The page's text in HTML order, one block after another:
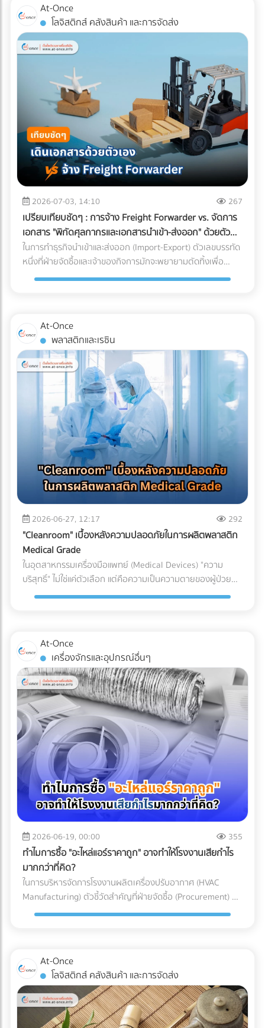
ขัง สิ่งที่ต้องทำ: ก่อนปูพื้นใหม่ ควรเช็กระดับความลาดเอียงของ
พื้นคอนกรีตว่าสามารถทำให้น้ำไหล ลงท่อได้สะดวกหรือไม่ และ
ควรเพิ่มจุดระบายน้ำ หรือใส่ตะแกรงกันเศษใบไม้ขยะอุดตัน ????
จุดบอดสำคัญ: ทำไม "ระบบกันซึม" ถึงเป็นสิ่งที่ห้ามตัดงบทิ้งเด็ด
ขาด? หลายคนมักตกหลุมพรางด้วยการนำหญ้าเทียม แผ่นไม้
เทียม (Wood Plastic Composite) หรือกระเบื้อง ไปปูทับลงบน
พื้นคอนกรีตดาดฟ้าเดิมโดยตรง เพราะคิดว่าพื้นปูนเก่าก็ดูแข็ง
แรงดี แต่นี่คือ "ฝันร้าย" ที่รอวันปะทุเมื่อหน้าฝนมาเยือน
ธรรมชาติของพื้นคอนกรีตดาดฟ้าที่ต้องตากแดดตากฝนมา
หลายปี ย่อมมีการยืดและหดตัวจนเกิด "รอยแตกร้าวขนาดเล็ก
(Hairline Cracks)" ที่ตาเปล่ามองไม่เห็น เมื่อคุณนำวัสดุไปปูทับ
น้ำฝนจะซึมผ่านร่องพื้นลงไปขังอยู่ใต้แผ่นหญ้าเทียมหรือพื้นไม้
ความชื้นที่สะสมอยู่ตลอดเวลาจะค่อยๆ แทรกซึมลงตามรอยร้าว
ของคอนกรีต ผลลัพธ์ที่ตามมาหากไม่ทำระบบกันซึม: เหล็กเส้น
เป็นสนิมและดันปูนแตก: ความชื้นจะทำปฏิกิริยากับเหล็กเส้นใน
โครงสร้างพื้นคอนกรีต ทำให้เหล็กบวมและดันให้คอนกรีตหลุด
ร่อน (Spalling Concrete) ฝ้าเพดานชั้นล่างพังทลาย: น้ำที่ซึม
ลงมาจะหยดใส่ฝ้าเพดานชั้นล่าง ทำให้ฝ้าเกิดรอยด่าง เป็นเชื้อรา
หรือทะลุพังลงมา ทำลายเฟอร์นิเจอร์และระบบไฟที่เพิ่งทำใหม่
ทั้งหมด ค่าซ่อมแซมที่แพงกว่าค่าป้องกัน: หากเกิดน้ำรั่วซึม คุณ
ตั้งแต่แรกหลายเท่าตัว เลือกระบบกันซึมดาดฟ้าอย่างไรให้จบ
ปัญหา? ก่อนที่จะเริ่มงานตกแต่ง (Finishing) พื้นผิวดาดฟ้า คุณ
ควรลงทุนกับการทำ ระบบกันซึม (Waterproofing System) ที่มี
คุณภาพ โดยประเภทที่นิยมใช้สำหรับดาดฟ้ามีดังนี้: อะคริลิกกัน
ซึม (Acrylic Waterproof): เหมาะสำหรับดาดฟ้าทั่วไปที่มีการ
สัญจรไม่หนักมาก มีความยืดหยุ่น ทนทานต่อรังสียูวี และช่วย
สะท้อนความร้อนได้ดี โพลียูรีเทนกันซึม (PU Waterproof): เหมาะ
สำหรับพื้นที่ที่มีน้ำขัง หรือดาดฟ้าที่ต้องการปูพื้นกระเบื้อง/ไม้
เทียมทับ มีความยืดหยุ่นสูงมาก ทนต่อรอยแตกร้าวของอาคารได้
ดีเยี่ยม ป้องกันน้ำซึมผ่านได้ 100% บทสรุป การรีโนเวทดาดฟ้าให้
เป็น Rooftop ที่สวยงามและสร้างกำไรให้ธุรกิจ เป็นไอเดียที่ยอด
เยี่ยม แต่รากฐานที่สำคัญที่สุดของความสวยงามนั้นคือ "ความ
ปลอดภัยและโครงสร้างที่ปกป้องอาคารได้" การให้ความสำคัญกับ
ระบบกันซึม ตั้งแต่ขั้นตอนแรกของการออกแบบ คือการปกป้อง
เงินลงทุนก้อนใหญ่ของคุณ ให้คุณดำเนินธุรกิจได้อย่างสบายใจ
ไม่ต้องหวาดผวาทุกครั้งที่เมฆฝนตั้งเค้ามาอีกต่อไป
เกล็ดน้ำแข็ง (Freezer Burn) หรือเปล่า? และถุงจะกรอบแตกใน
ห้องเย็นไหม?" ความกังวลนี้คือความจริงที่หลีกเลี่ยงไม่ได้ ใน
อุตสาหกรรมอาหารแช่แข็ง การใช้วัสดุรักษ์โลกแบบผิดประเภทอาจ
ทำให้อายุการเก็บรักษาที่เคยอยู่ได้นาน 1-2 ปี ลดลงอย่าง
ฮวบฮาบ หรือเกิดความเสียหายระหว่างขนส่ง ซึ่งส่งผลกระทบ
อย่างรุนแรงต่อกำไรและชื่อเสียงของแบรนด์ เรามาทำความเข้าใจ
ความท้าทายนี้ตามความเป็นจริง พร้อมหา "ทางรอด" เชิง
วิศวกรรมที่จะช่วยให้โรงงานของคุณรักษ์โลกได้ โดยที่อาหารแช่
แข็งยังคงคุณภาพสมบูรณ์ 100% ทำไมบรรจุภัณฑ์รักษ์โลกทั่วไป
ถึงสอบตกใน "ห้องเย็น"? หน้าที่หลักของบรรจุภัณฑ์อาหารแช่
แข็งคือการทนต่ออุณหภูมิติดลบ (ตั้งแต่ -18°C ไปจนถึง -40°C)
และต้องเป็น "เกราะป้องกัน (Barrier)" ไม่ให้ความชื้นระเหยออก
จากอาหารจนเกิดสภาวะ Freezer Burn (เนื้อสัตว์หรืออาหาร
แห้งกระด้างและเสียรสชาติ) พลาสติกแบบดั้งเดิมที่โรงงานนิยมใช้
(เช่น ไนลอนประกบ PE) มีความเหนียว ทนความเย็น และกันรอย
เจาะทะลุจากความแหลมคมของเกล็ดน้ำแข็งได้ดีเยี่ยม แต่มัน
"รีไซเคิลไม่ได้" ในขณะที่หากคุณเปลี่ยนไปใช้พลาสติกชีวภาพที่
ย่อยสลายได้ (เช่น PLA) วัสดุเหล่านี้มักจะเปราะบาง ทนความเย็น
แถมยังมีอัตราการซึมผ่านของไอน้ำ (WVTR) สูง ทำให้อาหารสูญ
ต้องการเดินหน้าเรื่อง Eco-packaging ในอุตสาหกรรมอาหารแช่
แข็ง นี่คือทางออกที่แบรนด์ชั้นนำระดับโลกกำลังปรับใช้: 1. เปลี่ยน
ผ่านสู่ Mono-material PE (พลาสติกชนิดเดียวที่เกิดมาเพื่อ
ความเย็น) วงการอุตสาหกรรมอาหารแช่แข็งในปี 2026 กำลังมุ่ง
หน้าไปที่โครงสร้าง Mono-material PE (Polyethylene) คือการ
ใช้พลาสติกตระกูล PE ทั้งหมดมาทำเป็นถุง เนื่องจาก PE มีจุด
เด่นเรื่องการทนความเย็นจัดได้ดี ไม่กรอบแตก และที่สำคัญคือ
สามารถนำไปรีไซเคิลเข้าสู่ระบบเศรษฐกิจหมุนเวียน (Circular
Economy) ได้ 100% ตอบโจทย์กฎหมายต่างประเทศได้ทันที 2.
ใช้เทคโนโลยี MDO-PE อัปเกรดความเหนียวและป้องกันรอยเจาะ
ทะลุ เพื่อแก้ปัญหาเรื่องความแข็งแรง โรงงานบรรจุภัณฑ์ยุคใหม่จะ
ใช้เทคโนโลยี MDO (Machine Direction Orientation) ในการยืด
(Puncture Resistance) จากมุมแหลมของอาหารแช่แข็ง เช่น
กระดูกหมู กุ้ง หรือเกล็ดน้ำแข็งได้ดีเทียบเท่าการใช้ไนลอนแบบ
ดั้งเดิม 3. กลยุทธ์ Downgauging (รีดความหนา ลดต้นทุน ลด
คาร์บอน) แนวทางรักษ์โลกที่โรงงานทำได้ทันทีโดยไม่ต้องเสี่ยง
เปลี่ยนวัสดุ คือการลดความหนาของฟิล์ม (Downgauging) การ
ใช้เม็ดพลาสติกเกรดพิเศษช่วยให้โรงงานผลิตฟิล์มที่บางลง (เช่น
ลดจาก 100 ไมครอน เหลือ 80 ไมครอน) แต่ยังคงความเหนียว
คาร์บอนในการส่งออกได้อย่างเห็นผล เปรียบเทียบวัสดุบรรจุ
ภัณฑ์สำหรับโรงงานอาหารแช่แข็ง บทสรุป การเปลี่ยนผ่านสู่บรรจุ
ภัณฑ์รักษ์โลกในสายการผลิตอาหารแช่แข็ง ไม่ใช่เรื่องของการ
หลับตาเลือกวัสดุที่มีป้าย Eco แปะอยู่ แต่เป็นการคำนวณเชิง
วิศวกรรมที่ต้องรักษาสมดุลระหว่าง "การรักษาสิ่งแวดล้อม" และ
"การรักษาคุณภาพอาหาร" การฝืนใช้วัสดุที่ทนความเย็นไม่ได้จน
ทำให้อาหารเสีย เกิดเป็นขยะอาหาร (Food Waste) จะสร้างผล
เสียต่อสิ่งแวดล้อมและต้นทุนของบริษัทมากกว่าตัวพลาสติกเอง
เสียอีก หัวใจสำคัญคือการเลือกพาร์ทเนอร์ด้านบรรจุภัณฑ์ที่
เข้าใจเทคโนโลยี Mono-material เพื่อผลักดันให้ธุรกิจของคุณ
เติบโตได้อย่างยั่งยืน ทั้งในแง่ของผลกำไรและการดูแลโลกใบนี้
การเลือกบรรจุภัณฑ์อาหารแช่แข็งที่ตอบโจทย์ทั้งนโยบาย ESG
และความปลอดภัยทางวิศวกรรม ไม่ใช่เรื่องที่ควรลองผิดลองถูก
คุณต้องการพาร์ทเนอร์ที่มีความเชี่ยวชาญตัวจริง เพื่อมาช่วย
ลดความเสี่ยง ป้องกันสินค้าเสียหาย และควบคุมต้นทุนของ
โรงงาน ไม่ต้องเสียเวลาค้นหาซัพพลายเออร์ทีละเจ้าให้เหนื่อย
เพราะที่ At-Once เราได้รวบรวมรายชื่อบริษัทและโรงงานชั้นนำ
กว่า 1,000 แห่งที่ให้บริการเกี่ยวข้องกับบรรจุภัณฑ์อย่างครบ
วงจรไว้ให้คุณแล้ว คลิกที่นี่!
At-Once
โลจิสติกส์ คลังสินค้า และการจัดส่ง
2026-07-03, 14:10 267
เปรียบเทียบชัดๆ : การจ้าง Freight Forwarder vs. จัดการ
เอกสาร "พิกัดศุลกากรและเอกสารนำเข้า-ส่งออก" ด้วยตัว
เอง
ในการทำธุรกิจนำเข้าและส่งออก (Import-Export) ตัวเลขบรรทัด
หนึ่งที่ฝ่ายจัดซื้อและเจ้าของกิจการมักจะพยายามตัดทิ้งเพื่อ
ประหยัดต้นทุนคือ "ค่าบริการตัวแทนออกของ (Customs
จริง โลกของการค้าระหว่างประเทศถูกผูกมัดด้วยกฎหมายและข้อ
บังคับที่ซับซ้อน การพยายามประหยัดงบหลักพันในการจ้างผู้
เชี่ยวชาญ อาจนำไปสู่ "ต้นทุนแฝงและค่าปรับหลักล้าน" ที่สามารถ
ทำให้ธุรกิจสะดุดจนถึงขั้นวิกฤตได้ นี่คือบทเรียนราคาแพงและ
ความเสี่ยงระดับโครงสร้าง ที่ธุรกิจต้องแบกรับเมื่อตัดสินใจ
จัดการเอกสารและพิกัดศุลกากรด้วยตัวเอง 3 สิ่งที่ไม่อยากให้เกิด
เมื่อการจัดการเอกสารศุลกากรผิดพลาด 1. การสำแดง "พิกัด
ศุลกากร (HS Code)" ผิดพลาด HS Code (Harmonized
System Code) คือรหัสตัวเลขสากลที่ใช้แยกประเภทสินค้าทั่วโลก
ซึ่งรหัสนี้จะเป็นตัวกำหนดอัตราภาษีนำเข้า-ส่งออกที่ธุรกิจต้อง
จ่าย การตีความ HS Code ไม่ใช่เรื่องตรงไปตรงมา สินค้าหนึ่งชิ้น
อาจเข้าข่ายพิกัดได้หลายหมวดหมู่ขึ้นอยู่กับวัสดุหรือการใช้งาน
(เช่น ชิ้นส่วนพลาสติกทั่วไป vs. ชิ้นส่วนพลาสติกสำหรับเครื่อง
มือแพทย์) หากระบุพิกัดผิด (สำแดงภาษีต่ำกว่าความเป็นจริง): แม้
จะเกิดจากความไม่รู้ แต่ในมุมของศุลกากรจะถือเป็นการ "หลีก
เลี่ยงภาษี" ธุรกิจอาจโดนกักตู้สินค้า (Customs Hold) โดนยึด
ของ และถูกเรียกเก็บภาษีย้อนหลังพร้อมค่าปรับที่สูงกว่ามูลค่า
สินค้าหลายเท่าตัว ซึ่งศุลกากรมีสิทธิ์ตรวจสอบย้อนหลังได้สูงสุด
ถึง 10 ปี หากระบุพิกัดผิด (สำแดงภาษีสูงเกินจริง): ธุรกิจจะต้อง
จ่ายภาษีแพงกว่าที่ควรจะเป็น ทำให้ต้นทุนสินค้าสูงขึ้นและสูญเสีย
หรือส่งออกไปยังประเทศที่มีข้อตกลงเขตการค้าเสรี (FTA) เช่น
จีน ญี่ปุ่น หรืออาเซียน ธุรกิจสามารถใช้ Certificate of Origin
(C/O) หรือหนังสือรับรองถิ่นกำเนิดสินค้า เพื่อขอลดหย่อนหรือ
ยกเว้นภาษีนำเข้าได้ ความเสี่ยง: กฎเกณฑ์ในการขอ C/O ของ
แต่ละประเทศมีความละเอียดอ่อนมาก หากกรอกข้อมูลใน
Commercial Invoice, Packing List ไม่ตรงกันเพียงจุดเดียว
หรือระบุเกณฑ์การผลิต (Origin Criteria) ผิดพลาด ปลายทาง
อาจปฏิเสธฟอร์มนั้นทันที ทำให้ผู้นำเข้าต้องจ่ายภาษีในอัตราปกติ
(MFN Rate) แบบเต็มจำนวน 3. ตกม้าตายเรื่องใบอนุญาตเฉพาะ
ทาง (Restricted Goods Licenses) สินค้าหลายประเภทไม่
สามารถนำเข้าได้ทันทีแม้จะจ่ายภาษีครบแล้วก็ตาม แต่ต้องมีใบ
อนุญาตจากหน่วยงานที่เกี่ยวข้อง เช่น อย. (FDA), มอก. (TISI),
หรือกรมวิชาการเกษตร ความเสี่ยง: หากธุรกิจสั่งของเข้ามาถึง
ท่าเรือแล้วเพิ่งทราบว่าต้องใช้ใบอนุญาต สินค้าจะถูกอายัดไว้ที่
ท่าเรือทันที สิ่งที่ตามมาคือ ค่าเสียเวลาพื้นที่ท่าเรือ
(Demurrage) และ ค่าเสียเวลาตู้ (Detention) ที่วิ่งเดินหน้าทุกวัน
(มักเริ่มต้นที่หลักพันและพุ่งสูงขึ้นเรื่อยๆ ต่อตู้ต่อวัน) หากขอใบ
อนุญาตไม่ทัน สินค้านั้นอาจถูกบังคับส่งกลับประเทศต้นทางหรือ
ถูกทำลายทิ้ง เปรียบเทียบชัดๆ: ทำเอง vs. ใช้ผู้เชี่ยวชาญ เพื่อชี้
ให้เห็นภาพชัดเจนว่าทำไมการจ้าง Freight Forwarder หรือ
การตามแก้ปัญหา ในอุตสาหกรรมโลจิสติกส์ มีประโยคคลาสสิกที่
ว่า "ปัญหาหน้าด่านศุลกากร เป็นปัญหาที่จ่ายแพงที่สุด" การ
ทำงานร่วมกับ Freight Forwarder ที่มีประสบการณ์ ไม่ใช่แค่การ
จ้างคนมาเดินเอกสาร แต่คือการจ้าง "ที่ปรึกษาทางกฎหมายและผู้
บริหารความเสี่ยง" ให้กับซัพพลายเชนของคุณ พวกเขาจะทำ
At-Once
พลาสติกและเรซิน
2026-06-27, 12:17 292
"Cleanroom" เบื้องหลังความปลอดภัยในการผลิตพลาสติก
Medical Grade
ในอุตสาหกรรมเครื่องมือแพทย์ (Medical Devices) "ความ
บริสุทธิ์" ไม่ใช่แค่ตัวเลือก แต่คือความเป็นความตายของผู้ป่วย
แม้ว่านักวิศวกรรมวัสดุจะสามารถคิดค้นเม็ดพลาสติกเกรด
แวดล้อมที่ไม่ได้มาตรฐาน พลาสติกเหล่านั้นก็อาจกลายเป็นพาหะ
นำเชื้อโรคชั้นดี นี่คือจุดที่ "ห้องปลอดเชื้อ" หรือ "Cleanroom"
เข้ามามีบทบาทสำคัญในฐานะด่านป้อมปราการที่แข็งแกร่งที่สุด ใน
การปกป้องอุปกรณ์การแพทย์ให้รอดพ้นจากการปนเปื้อนก่อนถึง
มือแพทย์และคนไข้ Cleanroom ในอุตสาหกรรมพลาสติกการ
แพทย์ คืออะไร? Cleanroom คือห้องที่มีการควบคุมสภาพ
แวดล้อมอย่างเข้มงวด ไม่ว่าจะเป็นปริมาณฝุ่นละอองในอากาศ,
อุณหภูมิ, ความชื้น, และความดันอากาศ โดยใช้ระบบแผ่นกรอง
อากาศประสิทธิภาพสูง (HEPA หรือ ULPA Filters) เพื่อดักจับ
อนุภาคขนาดเล็กที่มองไม่เห็นด้วยตาเปล่า สำหรับการผลิต
พลาสติก Medical Grade (เช่น กระบอกฉีดยา, สายน้ำเกลือ,
หรือชิ้นส่วนรากฟันเทียม) มาตรฐานห้องปลอดเชื้อที่นิยมใช้มักจะ
อ้างอิงตามมาตรฐาน ISO 14644-1 โดยระดับที่พบได้บ่อยใน
โรงงานผลิตเครื่องมือแพทย์คือ ISO Class 7 และ ISO Class 8
ซึ่งมีการจำกัดจำนวนอนุภาคในอากาศอย่างรัดกุม เพื่อให้มั่นใจว่า
ชิ้นงานจะสะอาดที่สุด 3 เหตุผลที่ Cleanroom ขาดไม่ได้ในการ
ผลิตอุปกรณ์การแพทย์ ทำไมโรงงานรับฉีดพลาสติก (Injection
Molding) ทั่วไป ถึงไม่สามารถผลิตอุปกรณ์การแพทย์ได้? คำ
ตอบอยู่ในความเข้มงวด 3 ประการดังต่อไปนี้: 1. การควบคุม
ปริมาณเชื้อจุลินทรีย์ (Bioburden Control) ก่อนที่อุปกรณ์
จุลินทรีย์เริ่มต้น (Bioburden) ต่ำที่สุดเท่าที่จะทำได้ การผลิตชิ้น
ส่วนพลาสติกภายใน Cleanroom จะช่วยลดความเสี่ยงที่
แบคทีเรีย เชื้อรา หรือไวรัส จะเกาะติดลงบนผิวของพลาสติก ซึ่ง
ช่วยให้กระบวนการฆ่าเชื้อในขั้นตอนสุดท้ายมีประสิทธิภาพ
สมบูรณ์แบบ 100% 2. การป้องกันอนุภาคแปลกปลอม
At-Once
เครื่องจักรและอุปกรณ์อื่นๆ
2026-06-19, 00:00 355
ทำไมการซื้อ "อะไหล่แอร์ราคาถูก" อาจทำให้โรงงานเสียกำไร
มากกว่าที่คิด?
ในการบริหารจัดการโรงงานผลิตเครื่องปรับอากาศ (HVAC
Manufacturing) ตัวชี้วัดสำคัญที่ฝ่ายจัดซื้อ (Procurement) มัก
ถูกกดดันเสมอคือ "การลดต้นทุน (Cost Reduction)" เพื่อเพิ่ม
อุตสาหกรรม การตัดสินใจด้วย "ราคาป้าย" เพียงอย่างเดียว
อาจนำมาซึ่ง "ต้นทุนแฝง (Hidden Costs)" มหาศาลที่กัดกินกำไร
ของบริษัทในระยะยาวโดยที่คุณไม่รู้ตัว 3 ต้นทุนแฝงสุดอันตราย
จากการใช้อะไหล่แอร์ที่ไม่ได้มาตรฐาน การประกอบเครื่องปรับ
อากาศหนึ่งเครื่องประกอบไปด้วยชิ้นส่วนกลไก (Mechanical
At-Once
โลจิสติกส์ คลังสินค้า และการจัดส่ง